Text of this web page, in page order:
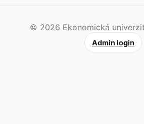
© 2026 Ekonomická
Admin login